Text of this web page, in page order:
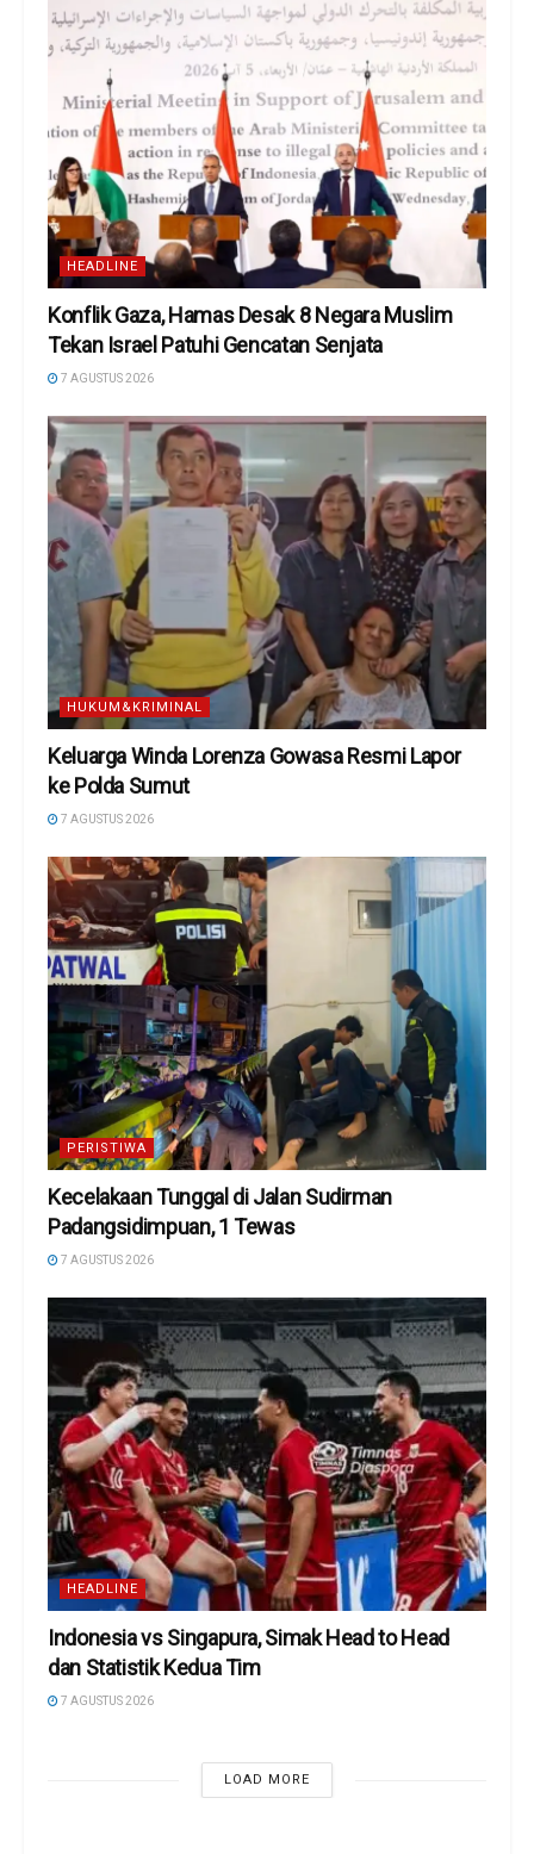
HEADLINE
Konflik Gaza, Hamas Desak 8 Negara Muslim
Tekan Israel Patuhi Gencatan Senjata
7 AGUSTUS 2026
HUKUM&KRIMINAL
Keluarga Winda Lorenza Gowasa Resmi Lapor
ke Polda Sumut
7 AGUSTUS 2026
PERISTIWA
Kecelakaan Tunggal di Jalan Sudirman
Padangsidimpuan, 1 Tewas
7 AGUSTUS 2026
HEADLINE
Indonesia vs Singapura, Simak Head to Head
dan Statistik Kedua Tim
7 AGUSTUS 2026
LOAD MORE